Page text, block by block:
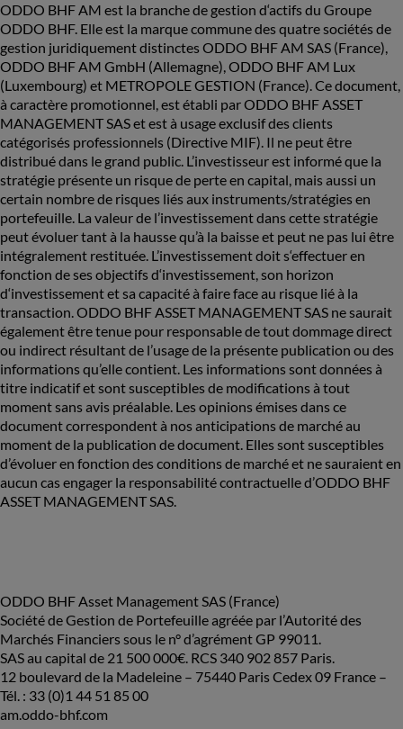
ODDO BHF AM est la branche de gestion d‘actifs du Groupe
ODDO BHF. Elle est la marque commune des quatre sociétés de
gestion juridiquement distinctes ODDO BHF AM SAS (France),
ODDO BHF AM GmbH (Allemagne), ODDO BHF AM Lux
(Luxembourg) et METROPOLE GESTION (France). Ce document,
à caractère promotionnel, est établi par ODDO BHF ASSET
MANAGEMENT SAS et est à usage exclusif des clients
catégorisés professionnels (Directive MIF). Il ne peut être
distribué dans le grand public. L’investisseur est informé que la
stratégie présente un risque de perte en capital, mais aussi un
certain nombre de risques liés aux instruments/stratégies en
portefeuille. La valeur de l’investissement dans cette stratégie
peut évoluer tant à la hausse qu’à la baisse et peut ne pas lui être
intégralement restituée. L’investissement doit s‘effectuer en
fonction de ses objectifs d‘investissement, son horizon
d‘investissement et sa capacité à faire face au risque lié à la
transaction. ODDO BHF ASSET MANAGEMENT SAS ne saurait
également être tenue pour responsable de tout dommage direct
ou indirect résultant de l’usage de la présente publication ou des
informations qu’elle contient. Les informations sont données à
titre indicatif et sont susceptibles de modifications à tout
moment sans avis préalable. Les opinions émises dans ce
document correspondent à nos anticipations de marché au
moment de la publication de document. Elles sont susceptibles
d’évoluer en fonction des conditions de marché et ne sauraient en
aucun cas engager la responsabilité contractuelle d’ODDO BHF
ASSET MANAGEMENT SAS.
ODDO BHF Asset Management SAS (France)
Société de Gestion de Portefeuille agréée par l’Autorité des
Marchés Financiers sous le n° d’agrément GP 99011.
SAS au capital de 21 500 000€. RCS 340 902 857 Paris.
12 boulevard de la Madeleine – 75440 Paris Cedex 09 France –
Tél. : 33 (0)1 44 51 85 00
am.oddo-bhf.com